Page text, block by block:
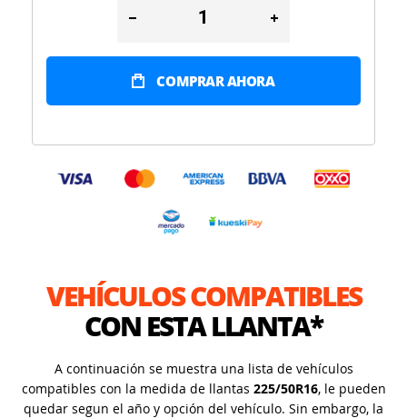
COMPRAR AHORA
VEHÍCULOS COMPATIBLES
CON ESTA LLANTA*
A continuación se muestra una lista de vehículos
compatibles con la medida de llantas 225/50R16, le pueden
quedar segun el año y opción del vehículo. Sin embargo, la